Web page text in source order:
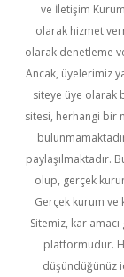
ve İletişim
olarak hizmet
olarak denetleme
Ancak, üyelerimiz
siteye üye olarak
sitesi, herhangi bir
paylaşılmaktadır.
olup, gerçek
Gerçek kurum
Sitemiz, kar
platformudur.
düşündüğünüz